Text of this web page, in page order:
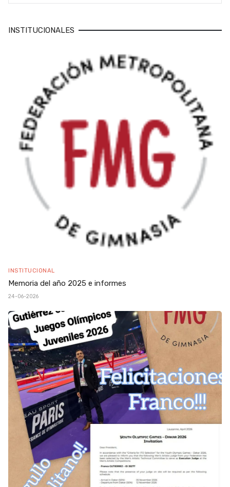
INSTITUCIONALES
INSTITUCIONAL
Memoria del año 2025 e informes
24-06-2026